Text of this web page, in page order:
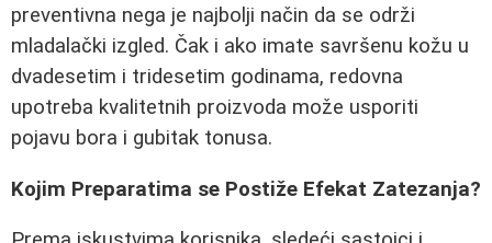
preventivna nega je najbolji način da se održi
mladalački izgled. Čak i ako imate savršenu kožu u
dvadesetim i tridesetim godinama, redovna
upotreba kvalitetnih proizvoda može usporiti
pojavu bora i gubitak tonusa.
Kojim Preparatima se Postiže Efekat Zatezanja?